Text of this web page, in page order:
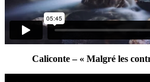
Caliconte – « Malgré les